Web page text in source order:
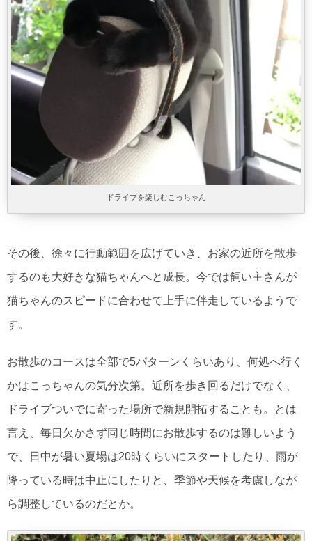
ドライブを楽しむこっちゃん
その後、徐々に行動範囲を広げていき、お家の近所を散歩
するのも大好きな猫ちゃんへと成長。今では飼い主さんが
猫ちゃんのスピードに合わせて上手に伴走しているようで
す。
お散歩のコースは全部で5パターンくらいあり、何処へ行く
かはこっちゃんの気分次第。近所を歩き回るだけでなく、
ドライブついでに寄った場所で新規開拓することも。とは
言え、毎日欠かさず同じ時間にお散歩するのは難しいよう
で、日中が暑い夏場は20時くらいにスタートしたり、雨が
降っている時は中止にしたりと、季節や天候を考慮しなが
ら調整しているのだとか。